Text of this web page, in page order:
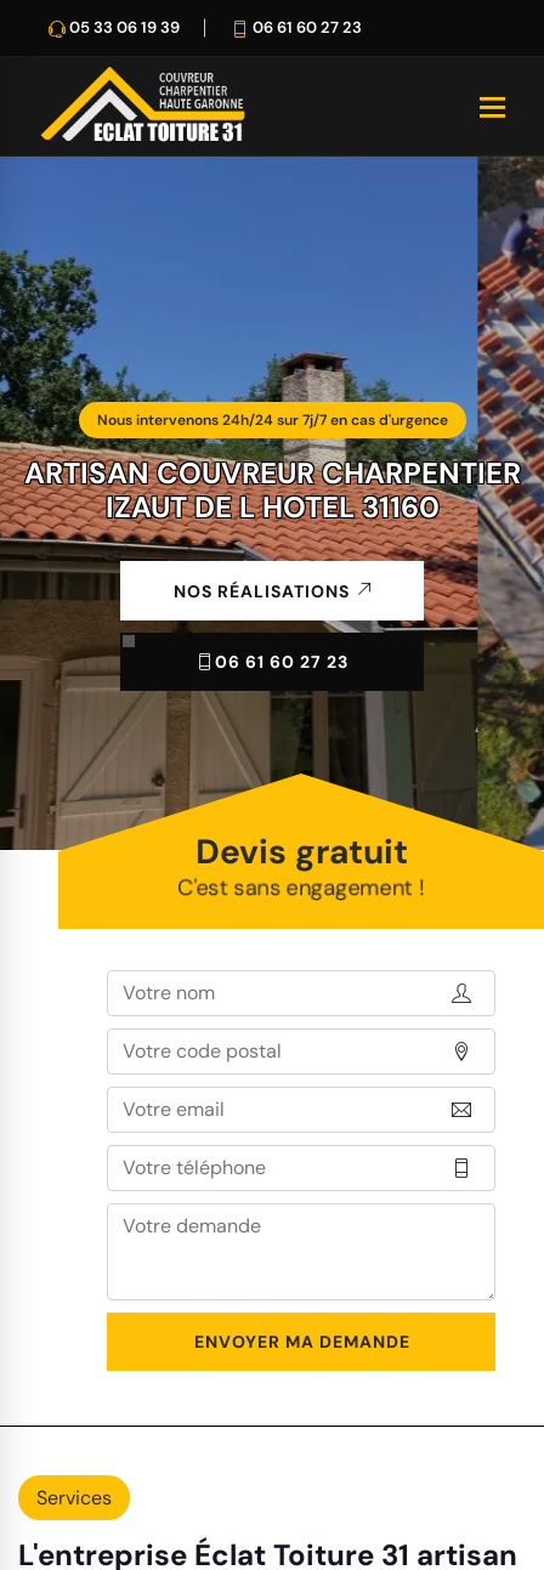
05 33 06 19 39 06 61 60 27 23
Nous intervenons 24h/24 sur 7j/7 en cas d'urgence
ARTISAN COUVREUR CHARPENTIER
IZAUT DE L HOTEL 31160
NOS RÉALISATIONS
06 61 60 27 23
Devis gratuit
C'est sans engagement !
Services
L'entreprise Éclat Toiture 31 artisan